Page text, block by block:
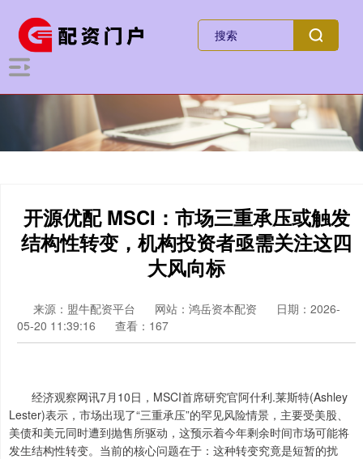
开源优配 MSCI：市场三重承压或触发
结构性转变，机构投资者亟需关注这四
大风向标
来源：盟牛配资平台 网站：鸿岳资本配资
日期：2026-
05-20 11:39:16
查看：167
经济观察网讯7月10日，MSCI首席研究官阿什利.莱斯特(Ashley
Lester)表示，市场出现了“三重承压”的罕见风险情景，主要受美股、
美债和美元同时遭到抛售所驱动，这预示着今年剩余时间市场可能将
发生结构性转变。当前的核心问题在于：这种转变究竟是短暂的扰